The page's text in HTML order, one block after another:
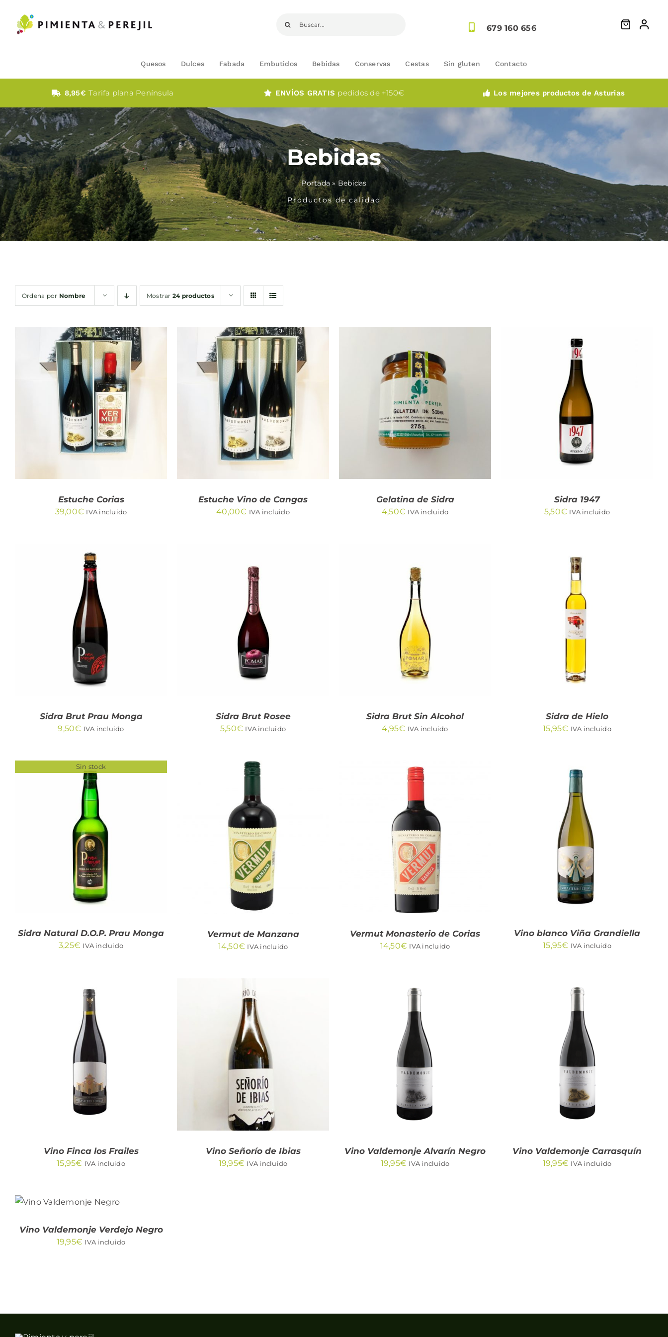
contenido
679 160 656
Quesos Dulces Fabada Embutidos Bebidas Conservas Cestas Sin gluten Contacto
8,95€Tarifa plana Península ENVÍOS GRATIS pedidos de +150€ Los mejores productos de Asturias
Bebidas
Portada » Bebidas
Productos de calidad
Ordena por Nombre Mostrar 24 productos
AÑADIR AL CARRITO
QUICK VIEW
Estuche Corias
39,00€ IVA incluido
AÑADIR AL CARRITO
/
QUICK VIEW
Estuche Vino de Cangas
40,00€ IVA incluido
AÑADIR AL CARRITO
QUICK VIEW
Gelatina de Sidra
4,50€ IVA incluido
AÑADIR AL CARRITO
QUICK VIEW
Sidra 1947
5,50€ IVA incluido
AÑADIR AL CARRITO
QUICK VIEW
Sidra Brut Prau Monga
9,50€ IVA incluido
AÑADIR AL CARRITO
QUICK VIEW
Sidra Brut Rosee
5,50€ IVA incluido
AÑADIR AL CARRITO
QUICK VIEW
Sidra Brut Sin Alcohol
4,95€ IVA incluido
AÑADIR AL CARRITO
QUICK VIEW
Sidra de Hielo
15,95€ IVA incluido
Sin stock
QUICK VIEW
Sidra Natural D.O.P. Prau Monga
3,25€ IVA incluido
AÑADIR AL CARRITO
QUICK VIEW
Vermut de Manzana
14,50€ IVA incluido
AÑADIR AL CARRITO
QUICK VIEW
Vermut Monasterio de Corias
14,50€ IVA incluido
AÑADIR AL CARRITO
QUICK VIEW
Vino blanco Viña Grandiella
15,95€ IVA incluido
AÑADIR AL CARRITO
QUICK VIEW
Vino Finca los Frailes
15,95€ IVA incluido
AÑADIR AL CARRITO
QUICK VIEW
Vino Señorío de Ibias
19,95€ IVA incluido
AÑADIR AL CARRITO
QUICK VIEW
Vino Valdemonje Alvarín Negro
19,95€ IVA incluido
AÑADIR AL CARRITO
QUICK VIEW
Vino Valdemonje Carrasquín
19,95€ IVA incluido
CARRITO
/
Vino Valdemonje Verdejo Negro
19,95€ IVA incluido